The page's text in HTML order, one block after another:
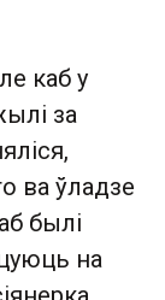
каб у
за
ва ўладзе
былі
на